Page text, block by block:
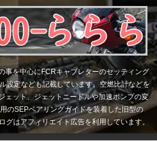
事を中心にFCRキャブレターのセッティング
設定なども記載しています。空燃比計などを
ェット、ジェットニードルや加速ポンプの変
のSEPベアリングガイドを装着した旧型の
はアフィリエイト広告を利用しています。